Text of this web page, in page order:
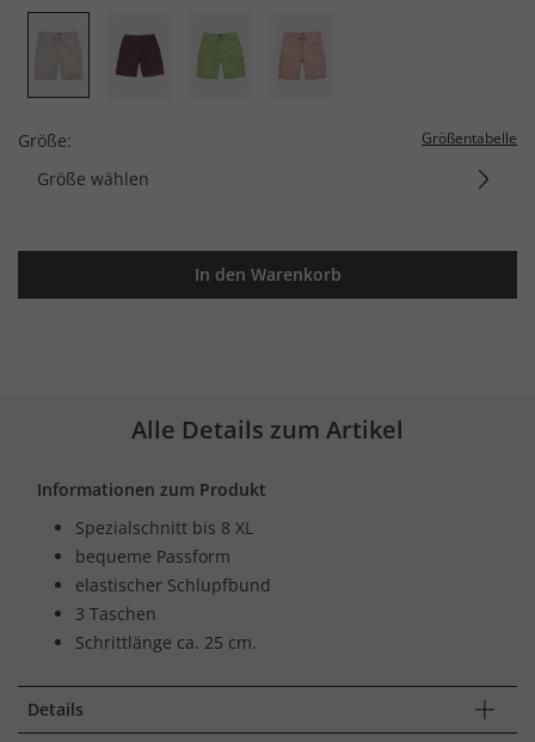
Größe: Größentabelle
Größe wählen
In den Warenkorb
Alle Details zum Artikel
Informationen zum Produkt
Spezialschnitt bis 8 XL
bequeme Passform
elastischer Schlupfbund
3 Taschen
Schrittlänge ca. 25 cm.
Details